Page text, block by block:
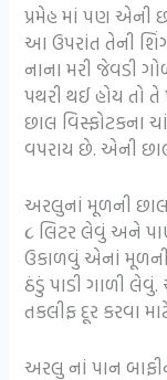
પ્રમેહ માં પણ એની
આ ઉપરાંત તેની
નાના મરી જેવડી
પથરી થઈ હોય તો
છાલ વિસ્ફોટકના
વપરાય છે. એની
અરલુનાં મૂળની છાલ
૮ લિટર લેવું અને
ઉકાળવું એનાં
ઠંડું પાડી ગાળી
તકલીફ દૂર કરવા
અરલુ નાં પાન